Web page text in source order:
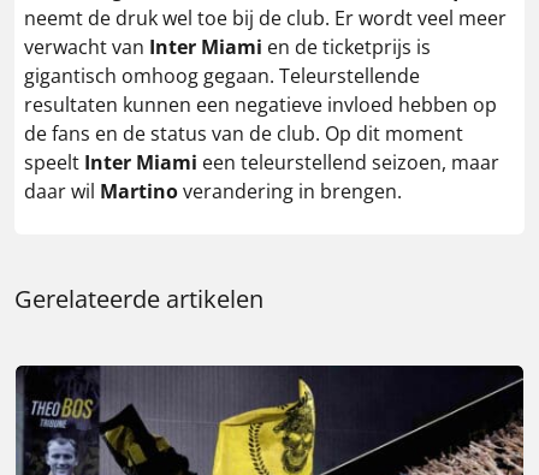
neemt de druk wel toe bij de club. Er wordt veel meer
verwacht van Inter Miami en de ticketprijs is
gigantisch omhoog gegaan. Teleurstellende
resultaten kunnen een negatieve invloed hebben op
de fans en de status van de club. Op dit moment
speelt Inter Miami een teleurstellend seizoen, maar
daar wil Martinoverandering in brengen.
Gerelateerde artikelen